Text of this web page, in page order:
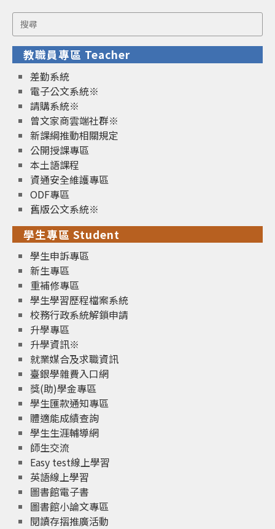
Search
for:
教職員專區 Teacher
差勤系統
電子公文系統※
請購系統※
曾文家商雲端社群※
新課綱推動相關規定
公開授課專區
本土語課程
資通安全維護專區
ODF專區
舊版公文系統※
學生專區 Student
學生申訴專區
新生專區
重補修專區
學生學習歷程檔案系統
校務行政系統解鎖申請
升學專區
升學資訊※
就業媒合及求職資訊
臺銀學雜費入口網
獎(助)學金專區
學生匯款通知專區
體適能成績查詢
學生生涯輔導網
師生交流
Easy test線上學習
英語線上學習
圖書館電子書
圖書館小論文專區
閱讀存摺推廣活動